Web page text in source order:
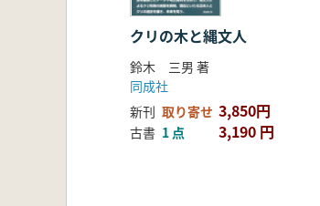
クリの木と縄文人
鈴木 三男 著
同成社
新刊 取り寄せ 3,850円
古書 1 点 3,190 円